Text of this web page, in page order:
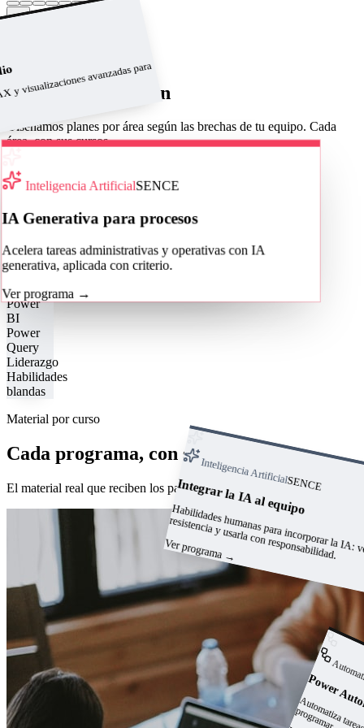
visualizaciones avanzadas para
Inteligencia ArtificialSENCE
IA Generativa para procesos
Acelera tareas administrativas y operativas con IA
generativa, aplicada con criterio.
Ver programa →
Inteligencia ArtificialSENCE
Integrar la IA al equipo
abilidades hum
anas para incorporar
: vencer
resistencia y usarla con responsabilidad.
Ver programa →
Power
a
p
r.
→
Áreas de formación
Diseñamos planes por área según las brechas de tu equipo. Cada
área, con sus cursos.
Cotizar para mi equipo
Área
Excel Corporativo
De fórmulas y tablas dinámicas a la
automatización con macros y VBA.
Ver cursos→
Power
BI
Power
Query
Liderazgo
Habilidades
blandas
Material por curso
Cada programa, con su manual
El material real que reciben los participantes.